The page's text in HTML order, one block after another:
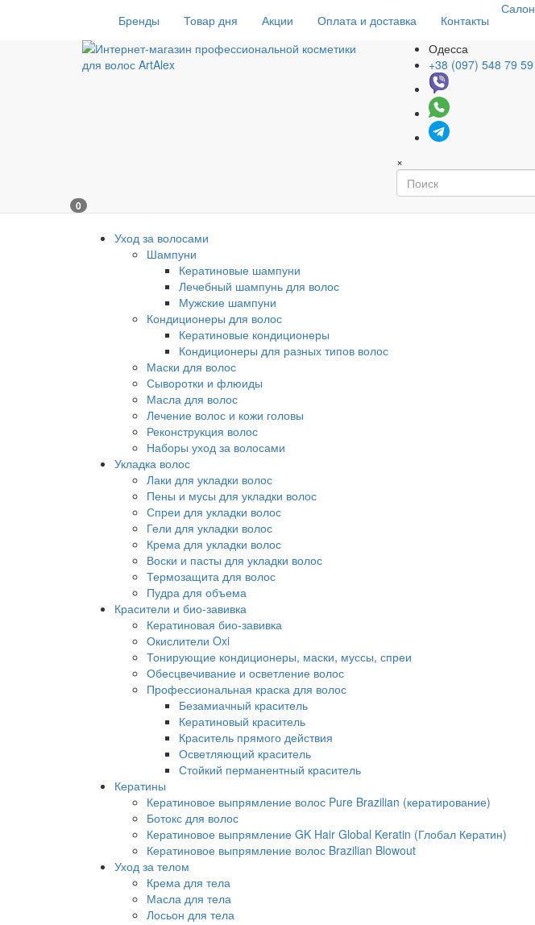
Бренды Товар дня Акции Оплата и доставка Контакты
Салон
Одесса
+38 (097) 548 79 59
×
0
Уход за волосами
Шампуни
Кератиновые шампуни
Лечебный шампунь для волос
Мужские шампуни
Кондиционеры для волос
Кератиновые кондиционеры
Кондиционеры для разных типов волос
Маски для волос
Сыворотки и флюиды
Масла для волос
Лечение волос и кожи головы
Реконструкция волос
Наборы уход за волосами
Укладка волос
Лаки для укладки волос
Пены и мусы для укладки волос
Спреи для укладки волос
Гели для укладки волос
Крема для укладки волос
Воски и пасты для укладки волос
Термозащита для волос
Пудра для объема
Красители и био-завивка
Кератиновая био-завивка
Окислители Oxi
Тонирующие кондиционеры, маски, муссы, спреи
Обесцвечивание и осветление волос
Профессиональная краска для волос
Безамиачный краситель
Кератиновый краситель
Краситель прямого действия
Осветляющий краситель
Стойкий перманентный краситель
Кератины
Кератиновое выпрямление волос Pure Brazilian (кератирование)
Ботокс для волос
Кератиновое выпрямление GK Hair Global Keratin (Глобал Кератин)
Кератиновое выпрямление волос Brazilian Blowout
Уход за телом
Крема для тела
Масла для тела
Лосьон для тела